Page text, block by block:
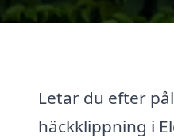
Letar du efter
häckklippning i